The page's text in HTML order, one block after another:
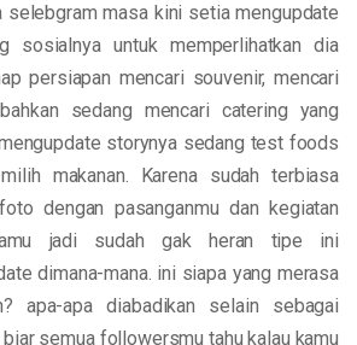
selebgram masa kini setia mengupdate
sosialnya untuk memperlihatkan dia
persiapan mencari souvenir, mencari
sedang mencari catering yang
storynya sedang test foods
makanan. Karena sudah terbiasa
dengan pasanganmu dan kegiatan
jadi sudah gak heran tipe ini
dimana-mana. ini siapa yang merasa
apa-apa diabadikan selain sebagai
biar semua followersmu tahu kalau kamu